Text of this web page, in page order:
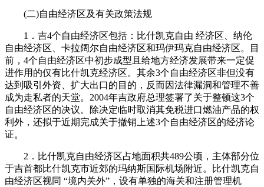
(二)自由经济区及有关政策法规
1．吉4个自由经济区包括：比什凯克自由 经济区、纳伦
自由经济区、卡拉阔尔自由经济区和玛伊玛克自由经济区。目
前，4个自由经济区中初步成型且给地方经济发展带来一定促
进作用的仅有比什凯克经济区。其余3个自由经济区非但没有
达到吸引外资、扩大出口的目的，反而因法律漏洞和管理不善
成为走私者的天堂。2004年吉政府总理签署了关于整顿这3个
自由经济区的决议。除决定临时取消其免税进口燃油产品的权
利外，还拟于近期完成关于撤销上述3个自由经济区的经济论
证。
2．比什凯克自由经济区占地面积共489公顷，主体部分位
于吉首都比什凯克市近郊的玛纳斯国际机场附近。比什凯克自
由经济区视同 “境内关外”，设有单独的海关和注册管理机